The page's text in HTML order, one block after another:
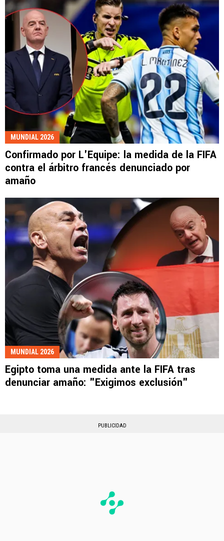
MUNDIAL 2026
Confirmado por L'Equipe: la medida de la FIFA
contra el árbitro francés denunciado por
amaño
MUNDIAL 2026
Egipto toma una medida ante la FIFA tras
denunciar amaño: "Exigimos exclusión"
PUBLICIDAD